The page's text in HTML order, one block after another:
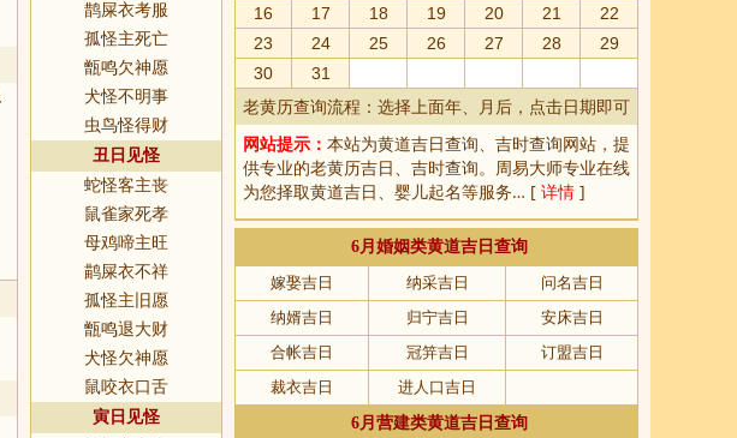
鹊屎衣考服
孤怪主死亡
甑鸣欠神愿
犬怪不明事
虫鸟怪得财
丑日见怪
蛇怪客主丧
鼠雀家死孝
母鸡啼主旺
鹋屎衣不祥
孤怪主旧愿
甑鸣退大财
犬怪欠神愿
鼠咬衣口舌
寅日见怪
16
17 18 19 20 21
22
23
24 25 26 27 28
29
30
31
老黄历查询流程：选择上面年、月后，点击日期即可
网站提示： 本站为黄道吉日查询、 吉时查询网站，提
供专业的老黄历吉日、吉时查询。周易大师专业在线
为您择取黄道吉日、婴儿起名等服务… [ 详情 ]
6月婚姻类黄道吉日查询
嫁娶吉日
纳采吉日
问名吉日
纳婿吉日
归宁吉日
安床吉日
合帐吉日
冠笄吉日
订盟吉日
裁衣吉日
进人口吉日
6月营建类黄道吉日查询